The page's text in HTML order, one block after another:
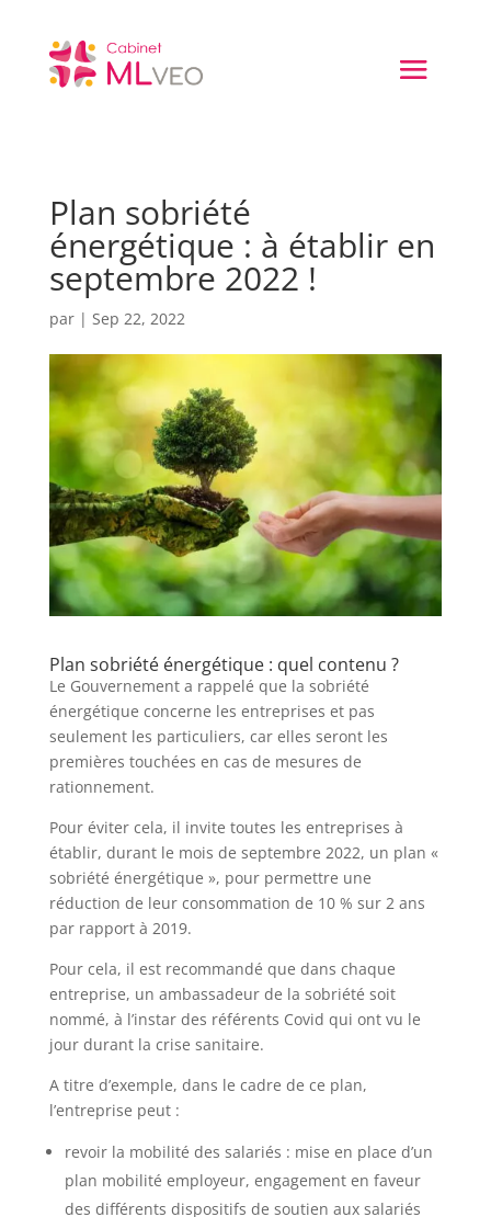
Plan sobriété
énergétique : à établir en
septembre 2022 !
par | Sep 22, 2022
Plan sobriété énergétique : quel contenu ?
Le Gouvernement a rappelé que la sobriété
énergétique concerne les entreprises et pas
seulement les particuliers, car elles seront les
premières touchées en cas de mesures de
rationnement.
Pour éviter cela, il invite toutes les entreprises à
établir, durant le mois de septembre 2022, un plan «
sobriété énergétique », pour permettre une
réduction de leur consommation de 10 % sur 2 ans
par rapport à 2019.
Pour cela, il est recommandé que dans chaque
entreprise, un ambassadeur de la sobriété soit
nommé, à l’instar des référents Covid qui ont vu le
jour durant la crise sanitaire.
A titre d’exemple, dans le cadre de ce plan,
l’entreprise peut :
revoir la mobilité des salariés : mise en place d’un
plan mobilité employeur, engagement en faveur
des différents dispositifs de soutien aux salariés